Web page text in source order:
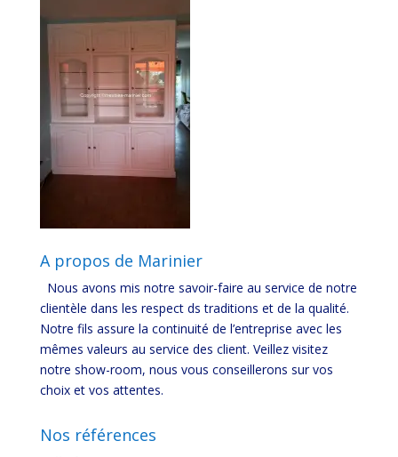
A propos de Marinier
Nous avons mis notre savoir-faire au service de notre
clientèle dans les respect ds traditions et de la qualité.
Notre fils assure la continuité de l’entreprise avec les
mêmes valeurs au service des client. Veillez visitez
notre show-room, nous vous conseillerons sur vos
choix et vos attentes.
Nos références